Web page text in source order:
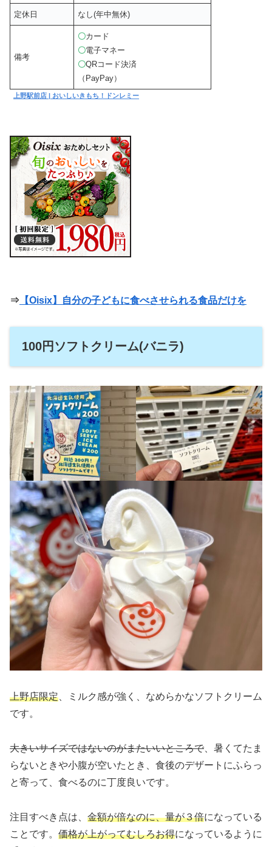
定休日 なし(年中無休)
備考
〇カード
〇電子マネー
〇QRコード決済
（PayPay）
上野駅前店 | おいしいきもち！ドンレミー
⇒ 【Oisix】自分の子どもに食べさせられる食品だけを
100円ソフトクリーム(バニラ)
上野店限定 、ミルク感が強く、なめらかなソフトクリーム
です。
大きいサイズではないのがまたいいところで 、暑くてたま
らないときや小腹が空いたとき、食後のデザートにふらっ
と寄って、食べるのに丁度良いです。
注目すべき点は、 金額が倍なのに、量が３倍になっている
ことです。 価格が上がってむしろお得になっているように